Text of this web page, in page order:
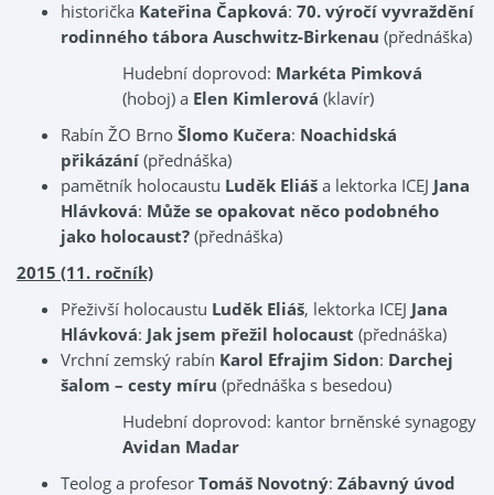
historička Kateřina Čapková: 70. výročí vyvraždění
rodinného tábora Auschwitz-Birkenau (přednáška)
Hudební doprovod: Markéta Pimková
(hoboj) a Elen Kimlerová (klavír)
Rabín ŽO Brno Šlomo Kučera: Noachidská
přikázání (přednáška)
pamětník holocaustu Luděk Eliáš a lektorka ICEJ Jana
Hlávková: Může se opakovat něco podobného
jako holocaust? (přednáška)
2015 (11. ročník)
Přeživší holocaustu Luděk Eliáš, lektorka ICEJ Jana
Hlávková: Jak jsem přežil holocaust (přednáška)
Vrchní zemský rabín Karol Efrajim Sidon: Darchej
šalom – cesty míru (přednáška s besedou)
Hudební doprovod: kantor brněnské synagogy
Avidan Madar
Teolog a profesor Tomáš Novotný: Zábavný úvod